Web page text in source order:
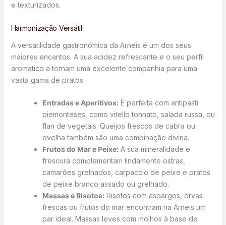
e texturizados.
Harmonização Versátil
A versatilidade gastronómica da Arneis é um dos seus
maiores encantos. A sua acidez refrescante e o seu perfil
aromático a tornam uma excelente companhia para uma
vasta gama de pratos:
Entradas e Aperitivos:É perfeita com antipasti
piemonteses, como vitello tonnato, salada russa, ou
flan de vegetais. Queijos frescos de cabra ou
ovelha também são uma combinação divina.
Frutos do Mar e Peixe:A sua mineralidade e
frescura complementam lindamente ostras,
camarões grelhados, carpaccio de peixe e pratos
de peixe branco assado ou grelhado.
Massas e Risotos:Risotos com aspargos, ervas
frescas ou frutos do mar encontram na Arneis um
par ideal. Massas leves com molhos à base de